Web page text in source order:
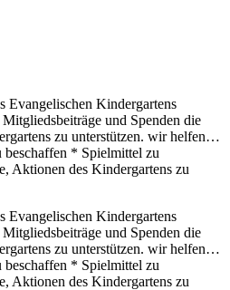
Evangelischen Kindergartens
und Spenden die
zu unterstützen. wir helfen…
* Spielmittel zu
Aktionen des Kindergartens zu
Evangelischen Kindergartens
und Spenden die
zu unterstützen. wir helfen…
* Spielmittel zu
Aktionen des Kindergartens zu